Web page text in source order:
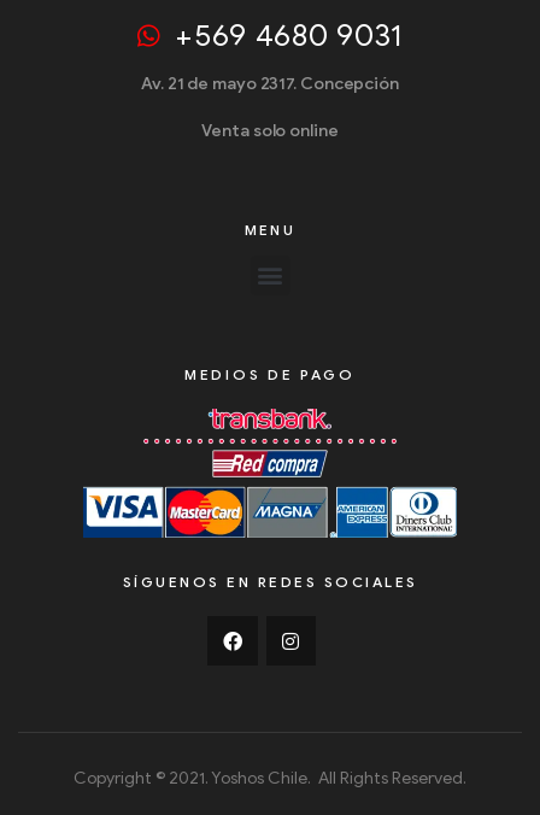
+569 4680 9031
Av. 21 de mayo 2317. Concepción
Venta solo online
MENU
MEDIOS DE PAGO
SÍGUENOS EN REDES SOCIALES
Copyright © 2021. Yoshos Chile. All Rights Reserved.